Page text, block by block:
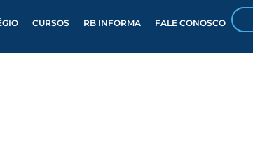
CURSOS RB INFORMA FALE CONOSCO